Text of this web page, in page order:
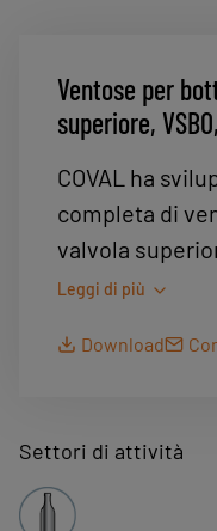
Ventose per
superiore,
COVAL ha
completa di
valvola
labbro di presa
il
Le ventose
tecnologie di
meccanico
Leggi di più
Download
Settori di attività